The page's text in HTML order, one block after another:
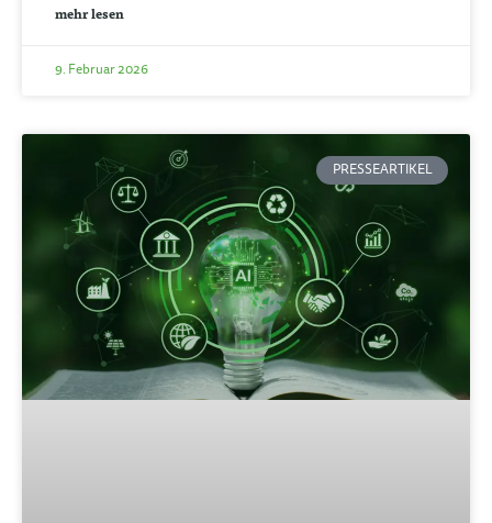
mehr lesen
9. Februar 2026
PRESSEARTIKEL